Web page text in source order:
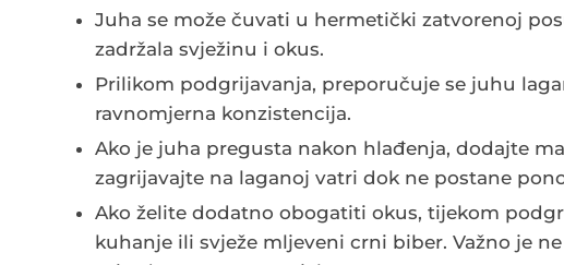
Juha se može čuvati u hermetički zatvorenoj
zadržala svježinu i okus.
Prilikom podgrijavanja, preporučuje se juhu
ravnomjerna konzistencija.
Ako je juha pregusta nakon hlađenja, dodajte
zagrijavajte na laganoj vatri dok ne postane
Ako želite dodatno obogatiti okus, tijekom
kuhanje ili svježe mljeveni crni biber. Važno je